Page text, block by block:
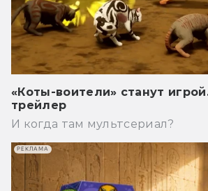
«Коты-воители» станут
трейлер
И когда там мультсериал?
РЕКЛАМА